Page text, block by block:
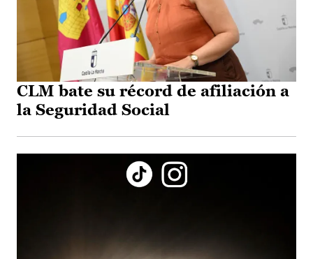
CLM bate su récord de afiliación a
la Seguridad Social